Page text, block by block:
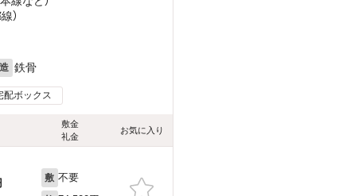
）
鉄骨
配ボックス
敷金
礼金
お気に入り
敷 不要